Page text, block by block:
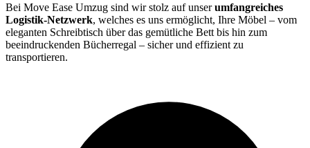
Bei Move Ease Umzug sind wir stolz auf unserumfangreiches
Logistik-Netzwerk, welches es uns ermöglicht, Ihre Möbel – vom
eleganten Schreibtisch über das gemütliche Bett bis hin zum
beeindruckenden Bücherregal – sicher und effizient zu
transportieren.